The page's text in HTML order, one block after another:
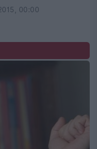
00:00